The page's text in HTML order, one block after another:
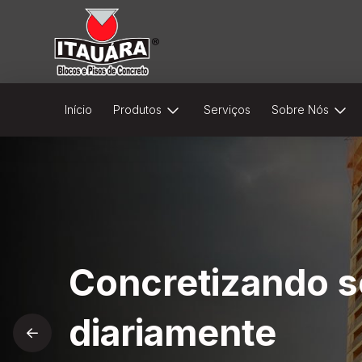
Início Produtos Serviços Sobre Nós
Concretizando
diariamente
Construa com
Conheça
Guias de
acabamento
Pisos
Qualidade,